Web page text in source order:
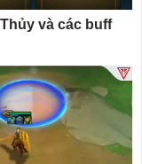
và các buff